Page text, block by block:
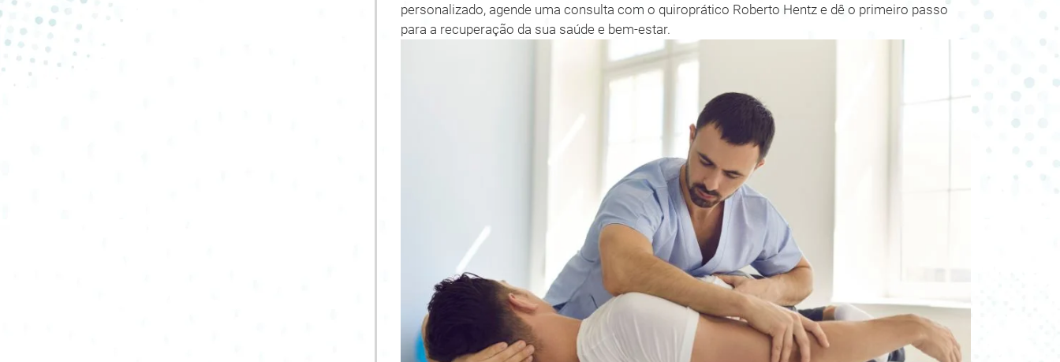
personalizado, agende uma consulta com o quiroprático Roberto Hentz e dê o primeiro passo
para a recuperação da sua saúde e bem-estar.